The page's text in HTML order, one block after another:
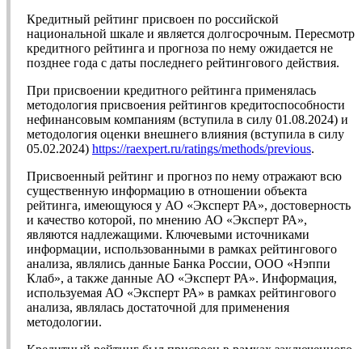
Кредитный рейтинг присвоен по российской
национальной шкале и является долгосрочным. Пересмотр
кредитного рейтинга и прогноза по нему ожидается не
позднее года с даты последнего рейтингового действия.
При присвоении кредитного рейтинга применялась
методология присвоения рейтингов кредитоспособности
нефинансовым компаниям (вступила в силу 01.08.2024) и
методология оценки внешнего влияния (вступила в силу
05.02.2024) https://raexpert.ru/ratings/methods/previous.
Присвоенный рейтинг и прогноз по нему отражают всю
существенную информацию в отношении объекта
рейтинга, имеющуюся у АО «Эксперт РА», достоверность
и качество которой, по мнению АО «Эксперт РА»,
являются надлежащими. Ключевыми источниками
информации, использованными в рамках рейтингового
анализа, являлись данные Банка России, ООО «Нэппи
Клаб», а также данные АО «Эксперт РА». Информация,
используемая АО «Эксперт РА» в рамках рейтингового
анализа, являлась достаточной для применения
методологии.